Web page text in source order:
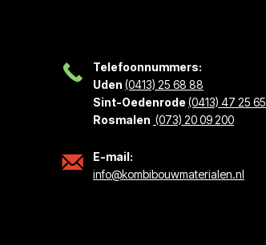
Telefoonnummers:
Uden (0413) 25 68 88
Sint-Oedenrode(0413) 47 25 65
Rosmalen (073) 20 09 200
E-mail:
info@kombibouwmaterialen.nl